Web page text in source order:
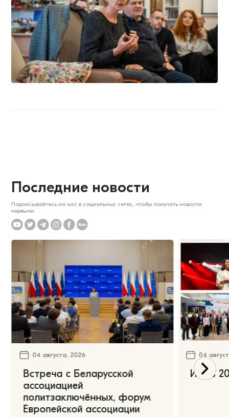
Последние новости
Подписывайтесь на нас в социальных сетях, чтобы получать новости
первыми
04 августа, 2026
Встреча с Беларусской
ассоциацией
политзаключённых, форум
Европейской ассоциации
04
Июль